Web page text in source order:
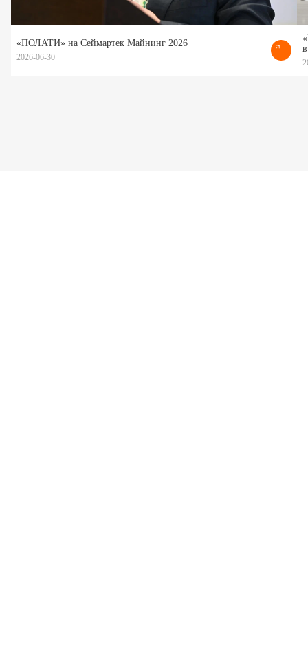
«ПОЛАТИ» на Сеймартек Майнинг 2026
2026-06-30